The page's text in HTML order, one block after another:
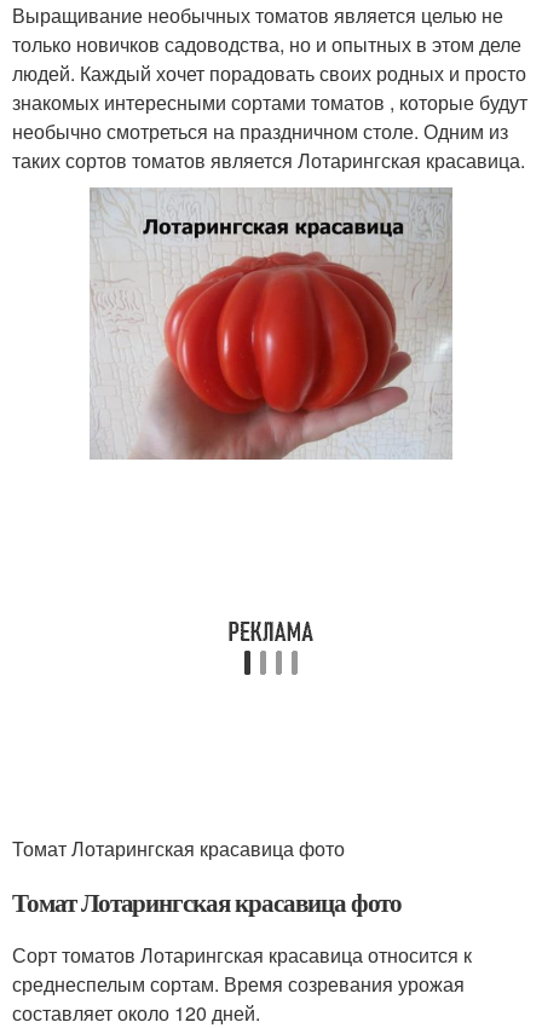
Выращивание необычных томатов является целью не
только новичков садоводства, но и опытных в этом деле
людей. Каждый хочет порадовать своих родных и просто
знакомых интересными сортами томатов , которые будут
необычно смотреться на праздничном столе. Одним из
таких сортов томатов является Лотарингская красавица.
Томат Лотарингская красавица фото
Томат Лотарингская красавица фото
Сорт томатов Лотарингская красавица относится к
среднеспелым сортам. Время созревания урожая
составляет около 120 дней.